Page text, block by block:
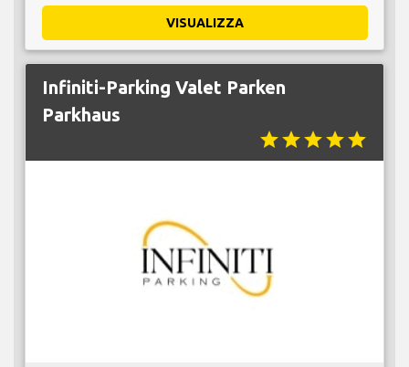
VISUALIZZA
Infiniti-Parking Valet Parken
Parkhaus
starstarstarstarstar